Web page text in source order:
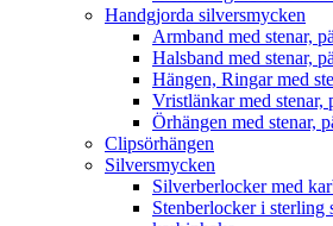
Handgjorda silversmycken
Armband med stenar,
Halsband med stenar,
Hängen, Ringar med
Vristlänkar med stenar,
Örhängen med stenar,
Clipsörhängen
Silversmycken
Silverberlocker med
Stenberlocker i sterling